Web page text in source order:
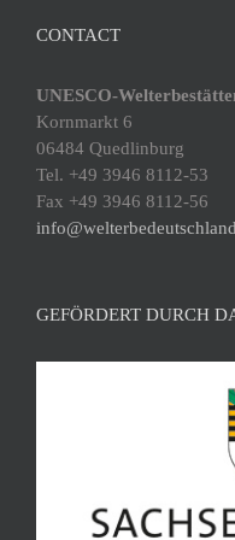
CONTACT
UNESCO-
Kornmarkt 6
06484 Quedlinburg
Tel. +49 3946 8112-53
Fax +49 3946 8112-56
GEFÖRDERT DURCH